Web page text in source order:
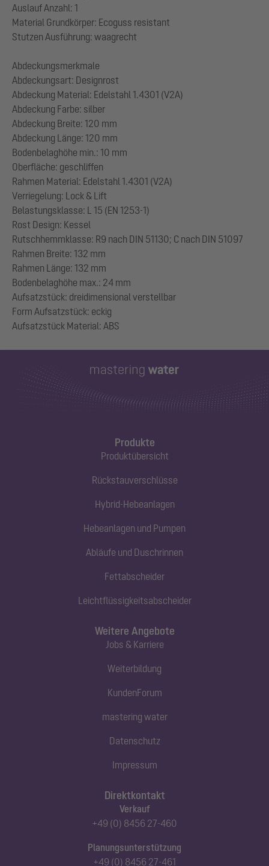
Auslauf Anzahl: 1
Material Grundkörper: Ecoguss resistant
Stutzen Ausführung: waagrecht
Abdeckungsmerkmale
Abdeckungsart: Designrost
Abdeckung Material: Edelstahl 1.4301 (V2A)
Abdeckung Farbe: silber
Abdeckung Breite: 120 mm
Abdeckung Länge: 120 mm
Bodenbelaghöhe min.: 10 mm
Oberfläche: geschliffen
Rahmen Material: Edelstahl 1.4301 (V2A)
Verriegelung: Lock & Lift
Belastungsklasse: L 15 (EN 1253-1)
Rost Design: Kessel
Rutschhemmklasse: R9 nach DIN 51130; C nach DIN 51097
Rahmen Breite: 132 mm
Rahmen Länge: 132 mm
Bodenbelaghöhe max.: 24 mm
Aufsatzstück: dreidimensional verstellbar
Form Aufsatzstück: eckig
Produkte
Produktübersicht
Rückstauverschlüsse
Hybrid-Hebeanlagen
Hebeanlagen und Pumpen
Abläufe und Duschrinnen
Fettabscheider
Leichtflüssigkeitsabscheider
Direktkontakt
Verkauf
+49 (0) 8456 27-460
Planungsunterstützung
+49 (0) 8456 27-461
Weitere Angebote
Jobs & Karriere
Weiterbildung
KundenForum
mastering water
Datenschutz
Impressum